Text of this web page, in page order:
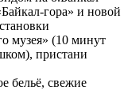
гора» и новой
музея» (10 минут
пристани
бельё, свежие